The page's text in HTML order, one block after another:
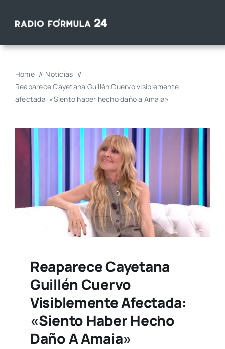
Home
Noticias
Reaparece Cayetana Guillén Cuervo visiblemente
afectada: «Siento haber hecho daño a Amaia»
Reaparece Cayetana
Guillén Cuervo
Visiblemente Afectada:
«Siento Haber Hecho
Daño A Amaia»